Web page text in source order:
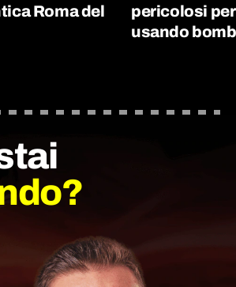
Roma del
pericolosi per
usando